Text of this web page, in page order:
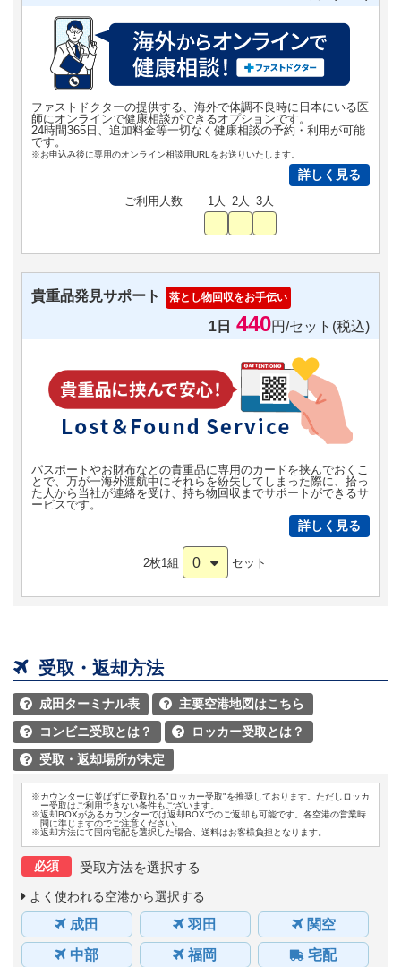
ファストドクターの提供する、海外で体調不良時に日本にいる医
師にオンラインで健康相談ができるオプションです。
24時間365日、追加料金等一切なく健康相談の予約・利用が可能
です。
※お申込み後に専用のオンライン相談用URLをお送りいたします。
詳しく見る
ご利用人数 1人 2人 3人
貴重品発見サポート 落とし物回収をお手伝い
1日 440円/セット(税込)
パスポートやお財布などの貴重品に専用のカードを挟んでおくこ
とで、万が一海外渡航中にそれらを紛失してしまった際に、拾っ
た人から当社が連絡を受け、持ち物回収までサポートができるサ
ービスです。
詳しく見る
2枚1組 0 セット
 受取・返却方法
 成田ターミナル表  主要空港地図はこちら
 コンビニ受取とは？  ロッカー受取とは？
 受取・返却場所が未定
※カウンターに並ばずに受取れる"ロッカー受取"を推奨しております。ただしロッカ
ー受取はご利用できない条件もございます。
※返却BOXがあるカウンターでは返却BOXでのご返却も可能です。各空港の営業時
間に準じますのでご注意ください。
※返却方法にて国内宅配を選択した場合、送料はお客様負担となります。
必須 受取方法を選択する
よく使われる空港から選択する
成田 羽田
関空
中部
福岡 宅配